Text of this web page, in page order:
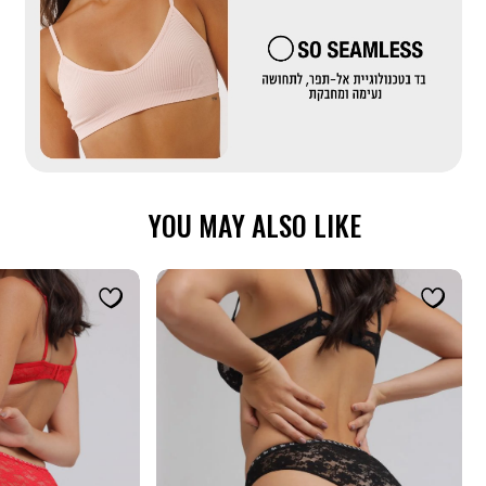
מייקאובר-
סימלס
YOU MAY ALSO LIKE